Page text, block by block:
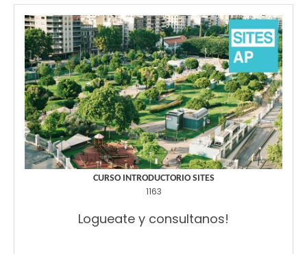
CURSO INTRODUCTORIO SITES
1163
Logueate y consultanos!